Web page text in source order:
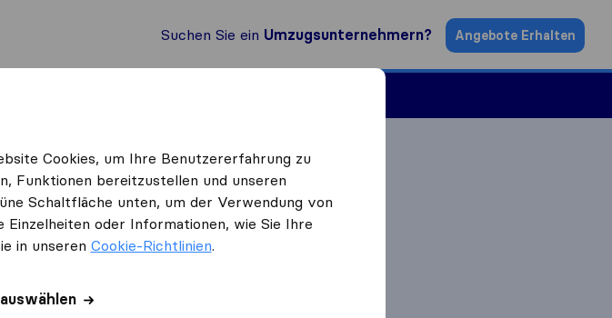
Suchen Sie ein Umzugsunternehmern? Angebote Erhalten
Cookies, um Ihre Benutzererfahrung zu
Funktionen bereitzustellen und unseren
Schaltfläche unten, um der Verwendung von
oder Informationen, wie Sie Ihre
in unseren Cookie-Richtlinien.